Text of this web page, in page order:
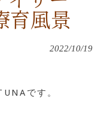
育風景
2022/10/19
です。